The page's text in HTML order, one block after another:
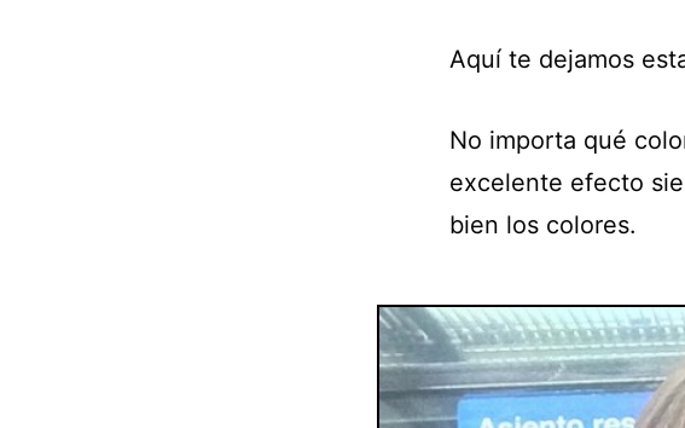
Aquí te dejamos
No importa qué
excelente efecto
bien los colores.